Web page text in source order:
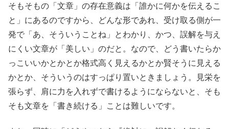
そもそもの「文章」の存在意義は「誰かに何かを伝えるこ
と」にあるのですから、どんな形であれ、受け取る側が一
発で「あ、そういうことね」とわかり、かつ、誤解を与え
にくい文章が「美しい」のだと。なので、どう書いたらか
っこいいかとかとか格式高く見えるかとか賢そうに見える
かとか、そういうのはすっぱり置いときましょう。見栄を
張らず、肩に力を入れずで書けるようにならないと、そも
そも文章を「書き続ける」ことは難しいです。